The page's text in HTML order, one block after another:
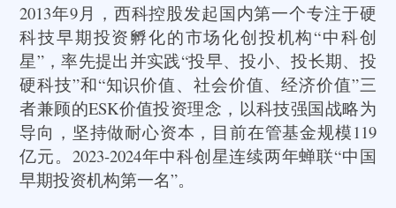
2013年9月，西科控股发起国内第一个专注于硬
科技早期投资孵化的市场化创投机构“中科创
星”，率先提出并实践“投早、投小、投长期、投
硬科技”和“知识价值、社会价值、经济价值”三
者兼顾的ESK价值投资理念，以科技强国战略为
导向，坚持做耐心资本，目前在管基金规模119
亿元。2023-2024年中科创星连续两年蝉联“中国
早期投资机构第一名”。